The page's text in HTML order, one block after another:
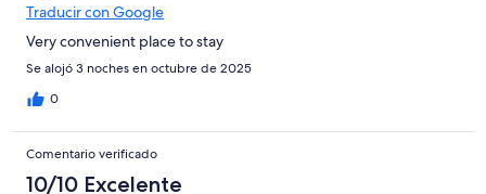
Traducir con Google
Very convenient place to stay
Se alojó 3 noches en octubre de 2025
0
Comentario verificado
10/10 Excelente